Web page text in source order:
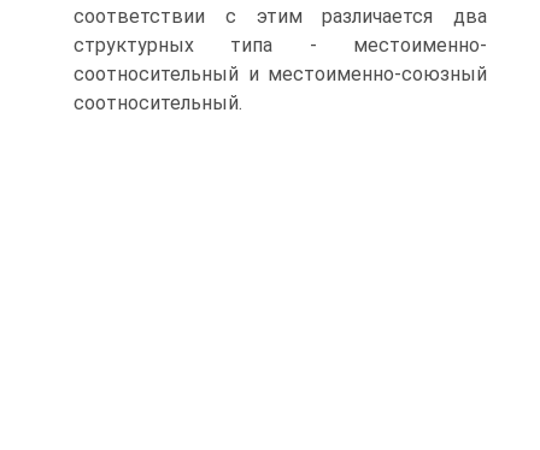
соответствии с этим различается два
структурных типа - местоименно-
соотносительный и местоименно-союзный
соотносительный.